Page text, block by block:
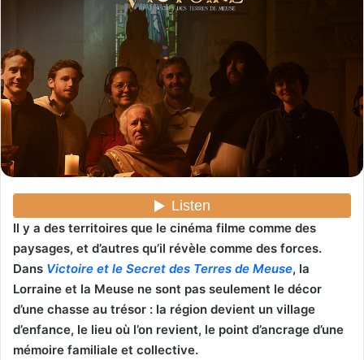
e
r
u
c
o
u
r
r
i
l
Il y a des territoires que le cinéma filme comme des
paysages, et d’autres qu’il révèle comme des forces.
Dans Victoire et le Secret des Terres de Meuse, la
Lorraine et la Meuse ne sont pas seulement le décor
d’une chasse au trésor : la région devient un village
d’enfance, le lieu où l’on revient, le point d’ancrage d’une
mémoire familiale et collective.